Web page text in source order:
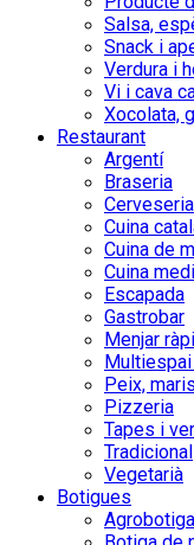
Salsa,
Snack i
Verdura i
Vi i cava
Xocolata,
Restaurant
Argentí
Braseria
Cerveseria
Cuina
Cuina de
Cuina
Escapada
Gastrobar
Menjar
Peix,
Pizzeria
Tapes i
Tradicional
Vegetarià
Botigues
Agrobotiga